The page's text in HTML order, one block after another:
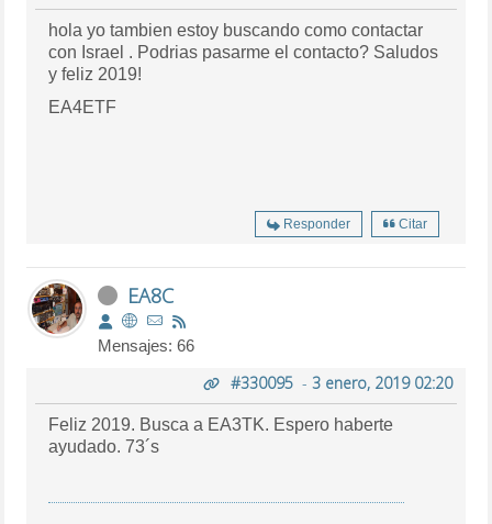
hola yo tambien estoy buscando como contactar
con Israel . Podrias pasarme el contacto? Saludos
y feliz 2019!
EA4ETF
Responder Citar
EA8C
Mensajes: 66
#330095- 3 enero, 2019 02:20
Feliz 2019. Busca a EA3TK. Espero haberte
ayudado. 73´s